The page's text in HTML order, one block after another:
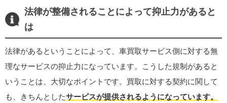
法律が整備されることによって抑止力があると
は
法律があるということによって、車買取サービス側に対する無
理なサービスの抑止力になっています。こうした規制があると
いうことは、大切なポイントです。買取に対する契約に関して
も、きちんとしたサービスが提供されるようになっています。